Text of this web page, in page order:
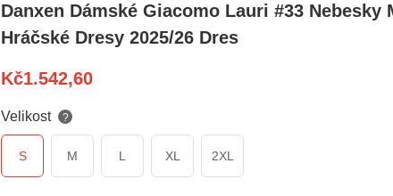
Danxen Dámské Giacomo Lauri #33 Nebesky
Hráčské Dresy 2025/26 Dres
Kč1.542,60
Velikost ?
S M L XL 2XL